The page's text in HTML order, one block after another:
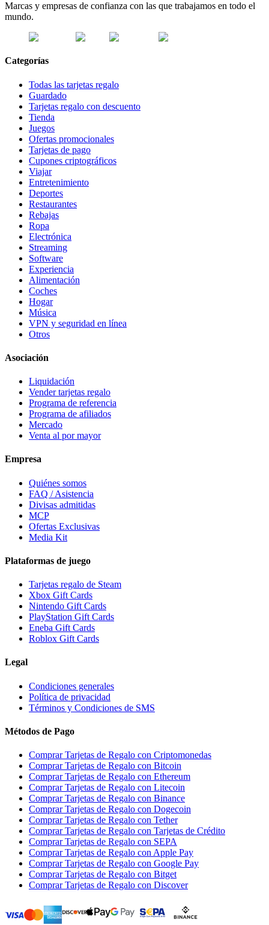
Marcas y empresas de confianza con las que trabajamos en todo el
mundo.
Categorías
Todas las tarjetas regalo
Guardado
Tarjetas regalo con descuento
Tienda
Juegos
Ofertas promocionales
Tarjetas de pago
Cupones criptográficos
Viajar
Entretenimiento
Deportes
Restaurantes
Rebajas
Ropa
Electrónica
Streaming
Software
Experiencia
Alimentación
Coches
Hogar
Música
VPN y seguridad en línea
Otros
Asociación
Liquidación
Vender tarjetas regalo
Programa de referencia
Programa de afiliados
Mercado
Venta al por mayor
Empresa
Quiénes somos
FAQ / Asistencia
Divisas admitidas
MCP
Ofertas Exclusivas
Media Kit
Plataformas de juego
Tarjetas regalo de Steam
Xbox Gift Cards
Nintendo Gift Cards
PlayStation Gift Cards
Eneba Gift Cards
Roblox Gift Cards
Legal
Condiciones generales
Política de privacidad
Términos y Condiciones de SMS
Métodos de Pago
Comprar Tarjetas de Regalo con Criptomonedas
Comprar Tarjetas de Regalo con Bitcoin
Comprar Tarjetas de Regalo con Ethereum
Comprar Tarjetas de Regalo con Litecoin
Comprar Tarjetas de Regalo con Binance
Comprar Tarjetas de Regalo con Dogecoin
Comprar Tarjetas de Regalo con Tether
Comprar Tarjetas de Regalo con Tarjetas de Crédito
Comprar Tarjetas de Regalo con SEPA
Comprar Tarjetas de Regalo con Apple Pay
Comprar Tarjetas de Regalo con Google Pay
Comprar Tarjetas de Regalo con Bitget
Comprar Tarjetas de Regalo con Discover